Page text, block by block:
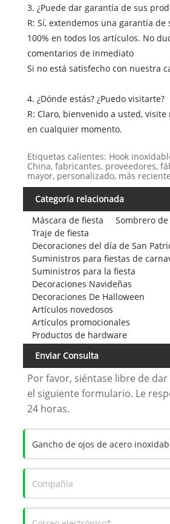
3. ¿Puede dar garantía de sus
R: Sí, extendemos una garantía de
100% en todos los artículos. No
comentarios de inmediato
Si no está satisfecho con nuestra
4. ¿Dónde estás? ¿Puedo visitarte?
R: Claro, bienvenido a usted,
en cualquier momento.
Etiquetas calientes: Hook
China, fabricantes, proveedores,
mayor, personalizado, más
Categoría relacionada
Máscara de fiesta
Sombrero
Traje de fiesta
Decoraciones del día de San
Suministros para fiestas de
Suministros para la fiesta
Decoraciones Navideñas
Decoraciones De Halloween
Artículos novedosos
Artículos promocionales
Productos de hardware
Enviar Consulta
Por favor, siéntase libre de
el siguiente formulario. Le
24 horas.